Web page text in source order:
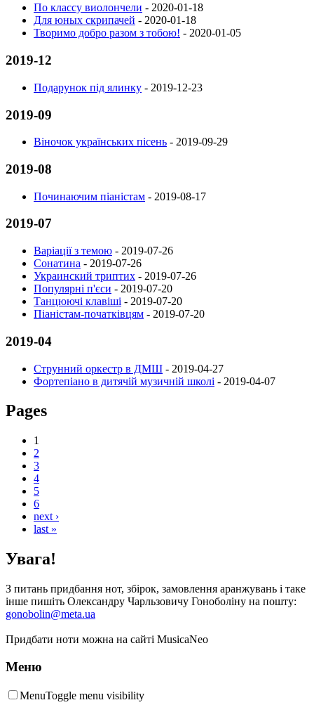
По классу виолончели - 2020-01-18
Для юных скрипачей - 2020-01-18
Творимо добро разом з тобою! - 2020-01-05
2019-12
Подарунок під ялинку - 2019-12-23
2019-09
Віночок українських пісень - 2019-09-29
2019-08
Починаючим піаністам - 2019-08-17
2019-07
Варіації з темою - 2019-07-26
Сонатина - 2019-07-26
Украинский триптих - 2019-07-26
Популярні п'єси - 2019-07-20
Танцюючі клавіші - 2019-07-20
Піаністам-початківцям - 2019-07-20
2019-04
Струнний оркестр в ДМШ - 2019-04-27
Фортепіано в дитячій музичній школі - 2019-04-07
Pages
1
2
3
4
5
6
next ›
last »
Увага!
З питань придбання нот, збірок, замовлення аранжувань і таке
інше пишіть Олександру Чарльзовичу Гоноболіну на пошту:
gonobolin@meta.ua
Придбати ноти можна на сайті MusicaNeo
Меню
MenuToggle menu visibility